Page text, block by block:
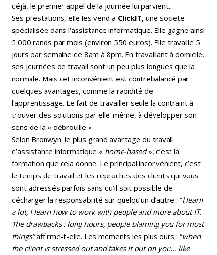
déjà, le premier appel de la journée lui parvient…
Ses prestations, elle les vend à ClickIT, une société
spécialisée dans l’assistance informatique. Elle gagne ainsi
5 000 rands par mois (environ 550 euros). Elle travaille 5
jours par semaine de 8am à 8pm. En travaillant à domicile,
ses journées de travail sont un peu plus longues que la
normale. Mais cet inconvénient est contrebalancé par
quelques avantages, comme la rapidité de
l’apprentissage. Le fait de travailler seule la contraint à
trouver des solutions par elle-même, à développer son
sens de la « débrouille ».
Selon Bronwyn, le plus grand avantage du travail
d’assistance informatique « home-based», c’est la
formation que cela donne. Le principal inconvénient, c’est
le temps de travail et les reproches des clients qui vous
sont adressés parfois sans qu’il soit possible de
décharger la responsabilité sur quelqu’un d’autre : “I learn
a lot, I learn how to work with people and more about IT.
The drawbacks : long hours, people blaming you for most
things”affirme-t-elle. Les moments les plus durs : “when
the client is stressed out and takes it out on you… like